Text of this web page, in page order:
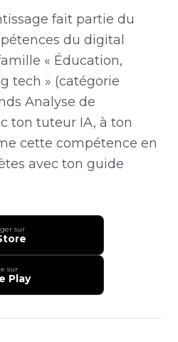
fait partie du
du digital
« Éducation,
tech » (catégorie
Analyse de
ton tuteur IA, à ton
cette compétence en
avec ton guide
sur
sur
Play